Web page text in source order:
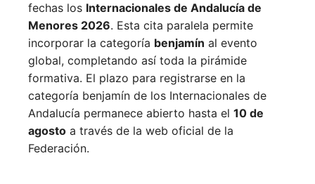
fechas los Internacionales de Andalucía de
Menores 2026. Esta cita paralela permite
incorporar la categoría benjamín al evento
global, completando así toda la pirámide
formativa. El plazo para registrarse en la
categoría benjamín de los Internacionales de
Andalucía permanece abierto hasta el 10 de
agosto a través de la web oficial de la
Federación.